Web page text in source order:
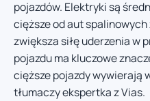
pojazdów. Elektryki są
cięższe od aut
zwiększa siłę uderzenia w
pojazdu ma kluczowe
cięższe pojazdy wywierają
tłumaczy ekspertka z Vias.